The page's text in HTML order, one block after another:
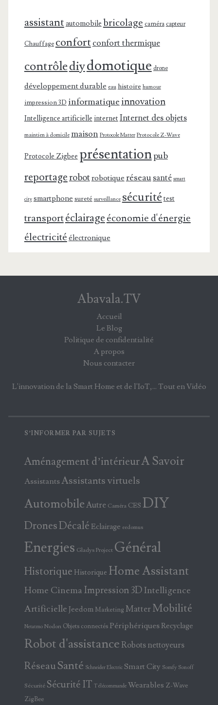
assistant automobile bricolage caméra capteur
Chauffage confortconfort thermique
contrôlediydomotique drone
développement durable eau histoire humour
impression 3D informatiqueinnovation
Intelligence artificielle internet Internet des objets
maintien à domicile maison Protocole Matter Protocole Z-Wave
Protocole Zigbee présentationpub
reportagerobotrobotique réseausanté smart
city smartphone sureté surveillance sécuritétest
transportéclairageéconomie d'énergie
électricité électronique
Abavala.TV
Accueil
Le Blog
Politique de confidentialité
A propos
Nous contacter
L'innovation de la Smart Home et de l'IoT,... Tout en Vidéo
S’INFORMER PAR SUJETS
Aménagement d’intérieurA Savoir
AssistantsAssistants virtuels
AutomobileAutre Caméra CES DIY
DronesDécalé Eclairage eedomus
Energies Gladys Project Général
Historique Historique Home Assistant
Home Cinema Impression 3DIntelligence
Artificielle Jeedom Marketing Matter Mobilité
Netatmo Nodon Objets connectés PériphériquesRecyclage
Robot d'assistance Robots nettoyeurs
RéseauSanté Schneider Electric Smart City Somfy Sonoff
Sécurité Sécurité IT Télécommande Wearables Z-Wave
ZigBee